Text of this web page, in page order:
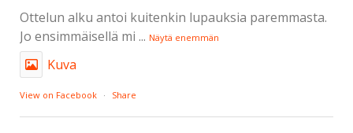
Ottelun alku antoi kuitenkin lupauksia paremmasta.
Jo ensimmäisellä mi ... Näytä enemmän
Kuva
View on Facebook · Share